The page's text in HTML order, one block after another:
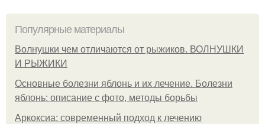
Популярные материалы
Волнушки чем отличаются от рыжиков. ВОЛНУШКИ
И РЫЖИКИ
Основные болезни яблонь и их лечение. Болезни
яблонь: описание с фото, методы борьбы
Аркоксиа: современный подход к лечению